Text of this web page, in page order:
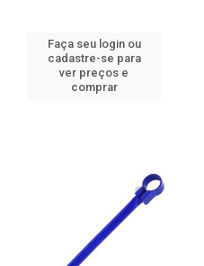
Faça seu login ou
cadastre-se para
ver preços e
comprar